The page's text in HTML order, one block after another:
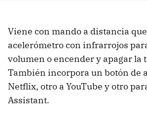
Viene con mando a distancia
acelerómetro con infrarrojos
volumen o encender y apagar la
También incorpora un botón de
Netflix, otro a YouTube y otro
Assistant.